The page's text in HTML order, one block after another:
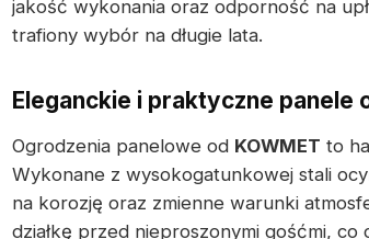
jakość wykonania oraz odporność na
trafiony wybór na długie lata.
Eleganckie i praktyczne panele
Ogrodzenia panelowe od KOWMET to
Wykonane z wysokogatunkowej stali
na korozję oraz zmienne warunki
działkę przed nieproszonymi gośćmi,